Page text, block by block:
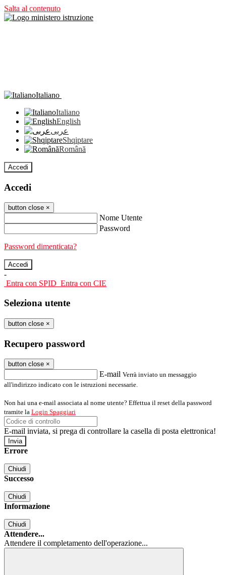
Salta al contenuto
Italiano
Italiano
English
عربى
Shqiptare
Română
Accedi
Accedi
button close ×
Nome Utente
Password
Password dimenticata?
-
Entra con SPID Entra con CIE
Seleziona utente
button close ×
Recupero password
button close ×
E-mail Verrà inviato un messaggio
all'indirizzo indicato con le istruzioni necessarie.
Non hai una e-mail associata al nome utente? Effettua il reset della password
tramite la Login Spaggiari
E-mail inviata, si prega di controllare la casella di posta elettronica!
Errore
Chiudi
Successo
Chiudi
Informazione
Chiudi
Attendere...
Attendere il completamento dell'operazione...